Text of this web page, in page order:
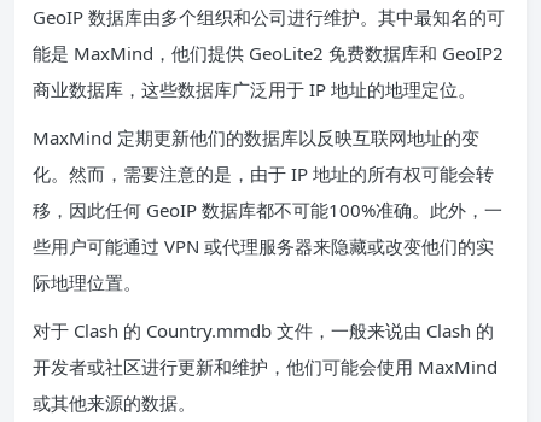
GeoIP 数据库由多个组织和公司进行维护。其中最知名的可
能是 MaxMind，他们提供 GeoLite2 免费数据库和 GeoIP2
商业数据库，这些数据库广泛用于 IP 地址的地理定位。
MaxMind 定期更新他们的数据库以反映互联网地址的变
化。然而，需要注意的是，由于 IP 地址的所有权可能会转
移，因此任何 GeoIP 数据库都不可能100%准确。此外，一
些用户可能通过 VPN 或代理服务器来隐藏或改变他们的实
际地理位置。
对于 Clash 的 Country.mmdb 文件，一般来说由 Clash 的
开发者或社区进行更新和维护，他们可能会使用 MaxMind
或其他来源的数据。